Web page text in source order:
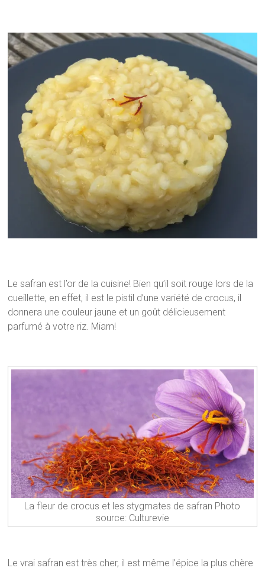
Le safran est l’or de la cuisine! Bien qu’il soit rouge lors de la
cueillette, en effet, il est le pistil d’une variété de crocus, il
donnera une couleur jaune et un goût délicieusement
parfumé à votre riz. Miam!
La fleur de crocus et les stygmates de safran Photo
source: Culturevie
Le vrai safran est très cher, il est même l’épice la plus chère